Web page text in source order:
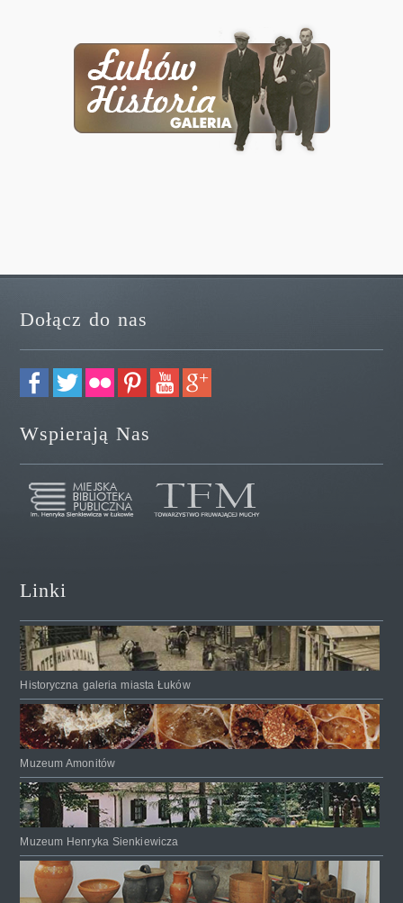
Dołącz do nas
Wspierają Nas
Linki
Historyczna galeria miasta Łuków
Muzeum Amonitów
Muzeum Henryka Sienkiewicza